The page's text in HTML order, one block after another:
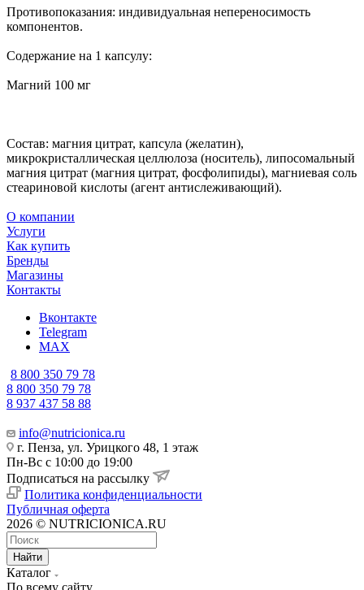
Противопоказания: индивидуальная непереносимость
компонентов.
Содержание на 1 капсулу:
Магний 100 мг
Состав: магния цитрат, капсула (желатин),
микрокристаллическая целлюлоза (носитель), липосомальный
магния цитрат (магния цитрат, фосфолипиды), магниевая соль
стеариновой кислоты (агент антислеживающий).
О компании
Услуги
Как купить
Бренды
Магазины
Контакты
Вконтакте
Telegram
MAX
8 800 350 79 78
8 800 350 79 78
8 937 437 58 88
info@nutricionica.ru
г. Пенза, ул. Урицкого 48, 1 этаж
Пн-Вс с 10:00 до 19:00
Подписаться на рассылку
Политика конфиденциальности
Публичная оферта
2026 © NUTRICIONICA.RU
Найти
Каталог